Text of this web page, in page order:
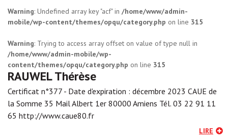
Warning: Undefined array key "acf" in /home/www/admin-
mobile/wp-content/themes/opqu/category.php on line 315
Warning: Trying to access array offset on value of type null in
/home/www/admin-mobile/wp-
content/themes/opqu/category.php on line 315
RAUWEL Thérèse
Certificat n°377 - Date d'expiration : décembre 2023 CAUE de
la Somme 35 Mail Albert 1er 80000 Amiens Tél. 03 22 91 11
65 http://www.caue80.fr
LIRE